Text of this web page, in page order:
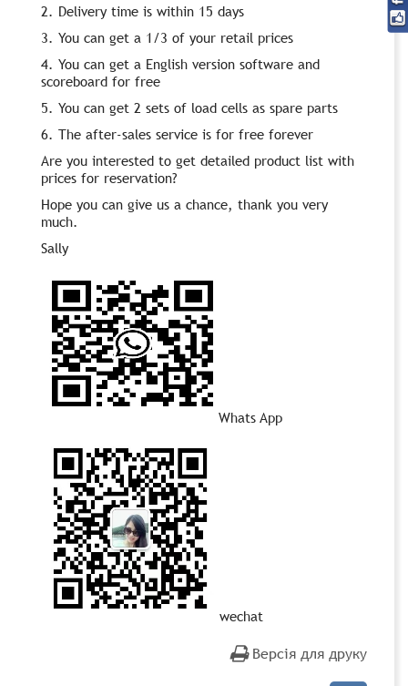
2. Delivery time is within 15 days
3. You can get a 1/3 of your retail prices
4. You can get a English version software and
scoreboard for free
5. You can get 2 sets of load cells as spare parts
6. The after-sales service is for free forever
Are you interested to get detailed product list with
prices for reservation?
Hope you can give us a chance, thank you very
much.
Sally
Whats App
wechat
Версія для друку